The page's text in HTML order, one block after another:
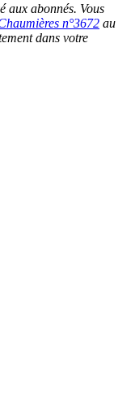
aux abonnés. Vous
n°3672 au
dans votre